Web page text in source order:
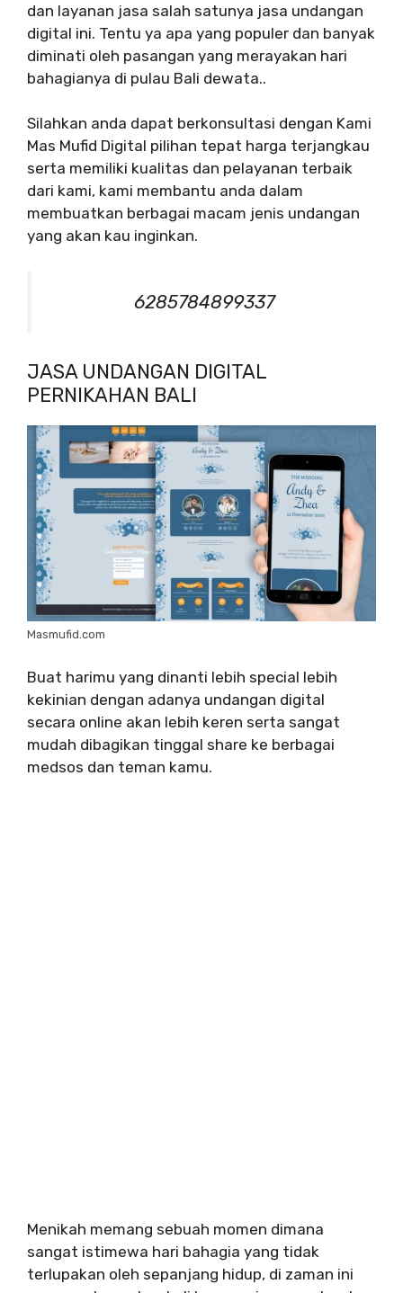
dan layanan jasa salah satunya jasa undangan
digital ini. Tentu ya apa yang populer dan banyak
diminati oleh pasangan yang merayakan hari
bahagianya di pulau Bali dewata..
Silahkan anda dapat berkonsultasi dengan Kami
Mas Mufid Digital pilihan tepat harga terjangkau
serta memiliki kualitas dan pelayanan terbaik
dari kami, kami membantu anda dalam
membuatkan berbagai macam jenis undangan
yang akan kau inginkan.
6285784899337
JASA UNDANGAN DIGITAL
PERNIKAHAN BALI
Masmufid.com
Buat harimu yang dinanti lebih special lebih
kekinian dengan adanya undangan digital
secara online akan lebih keren serta sangat
mudah dibagikan tinggal share ke berbagai
medsos dan teman kamu.
Menikah memang sebuah momen dimana
sangat istimewa hari bahagia yang tidak
terlupakan oleh sepanjang hidup, di zaman ini